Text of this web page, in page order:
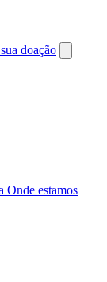
doação
Onde estamos